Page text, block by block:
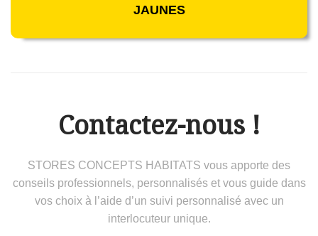
JAUNES
Contactez-nous !
STORES CONCEPTS HABITATS vous apporte des
conseils professionnels, personnalisés et vous guide dans
vos choix à l’aide d’un suivi personnalisé avec un
interlocuteur unique.